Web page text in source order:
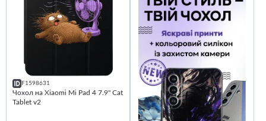
F1598631
Чохол на Xiaomi Mi Pad 4 7.9" Cat
Tablet v2